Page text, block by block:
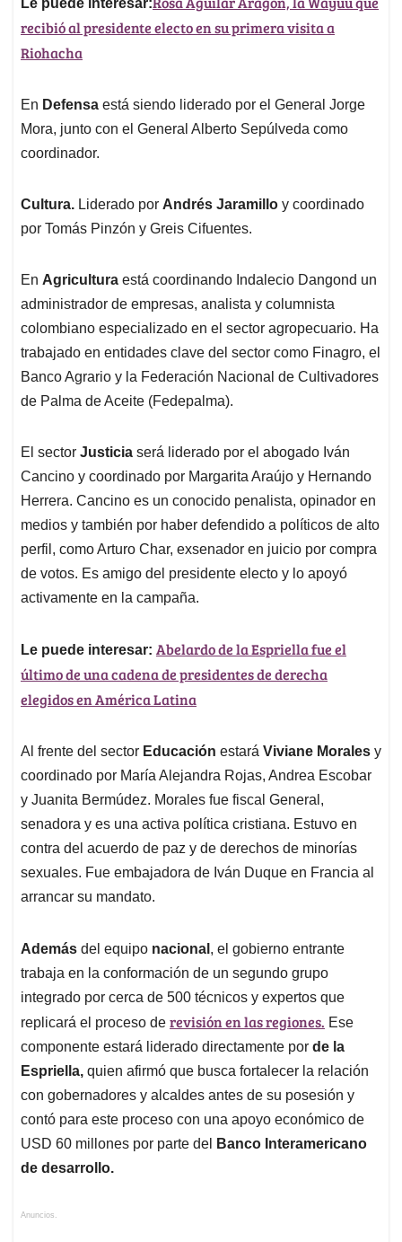
Le puede interesar:
recibió al presidente electo en su primera visita a
Riohacha
En Defensa está siendo liderado por el General Jorge
Mora, junto con el General Alberto Sepúlveda como
coordinador.
Cultura. Liderado por Andrés Jaramillo y coordinado
por Tomás Pinzón y Greis Cifuentes.
En Agricultura está coordinando Indalecio Dangond un
administrador de empresas, analista y columnista
colombiano especializado en el sector agropecuario. Ha
trabajado en entidades clave del sector como Finagro, el
Banco Agrario y la Federación Nacional de Cultivadores
de Palma de Aceite (Fedepalma).
El sector Justicia será liderado por el abogado Iván
Cancino y coordinado por Margarita Araújo y Hernando
Herrera. Cancino es un conocido penalista, opinador en
medios y también por haber defendido a políticos de alto
perfil, como Arturo Char, exsenador en juicio por compra
de votos. Es amigo del presidente electo y lo apoyó
activamente en la campaña.
Le puede interesar: Abelardo de la Espriella fue el
último de una cadena de presidentes de derecha
elegidos en América Latina
Al frente del sector Educación estará Viviane Morales y
coordinado por María Alejandra Rojas, Andrea Escobar
y Juanita Bermúdez. Morales fue fiscal General,
senadora y es una activa política cristiana. Estuvo en
contra del acuerdo de paz y de derechos de minorías
sexuales. Fue embajadora de Iván Duque en Francia al
arrancar su mandato.
Además del equipo nacional , el gobierno entrante
trabaja en la conformación de un segundo grupo
integrado por cerca de 500 técnicos y expertos que
replicará el proceso de revisión en las regiones. Ese
componente estará liderado directamente por de la
Espriella, quien afirmó que busca fortalecer la relación
con gobernadores y alcaldes antes de su posesión y
contó para este proceso con una apoyo económico de
USD 60 millones por parte del
Banco Interamericano
de desarrollo.
Anuncios.